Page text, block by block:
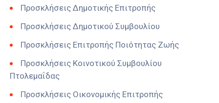
Προσκλήσεις Δημοτικής Επιτροπής
Προσκλήσεις Δημοτικού Συμβουλίου
Προσκλήσεις Επιτροπής Ποιότητας Ζωής
Προσκλήσεις Κοινοτικού Συμβουλίου
Πτολεμαΐδας
Προσκλήσεις Οικονομικής Επιτροπής